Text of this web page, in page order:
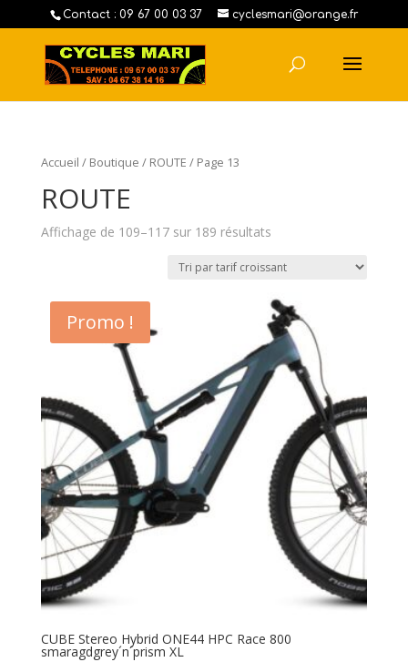
Contact : 09 67 00 03 37 cyclesmari@orange.fr
Accueil / Boutique / ROUTE / Page 13
ROUTE
Affichage de 109–117 sur 189 résultats
Promo !
CUBE Stereo Hybrid ONE44 HPC Race 800
smaragdgrey´n´prism XL